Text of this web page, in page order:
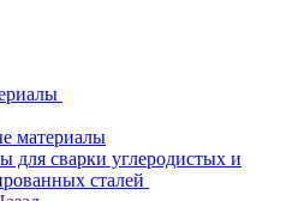
материалы
для сварки углеродистых и
сталей